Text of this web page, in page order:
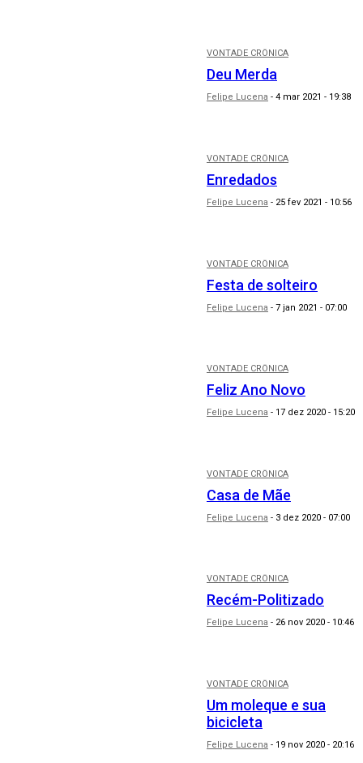
VONTADE CRÔNICA
Deu Merda
Felipe Lucena - 4 mar 2021 - 19:38
VONTADE CRÔNICA
Enredados
Felipe Lucena - 25 fev 2021 - 10:56
VONTADE CRÔNICA
Festa de solteiro
Felipe Lucena - 7 jan 2021 - 07:00
VONTADE CRÔNICA
Feliz Ano Novo
Felipe Lucena - 17 dez 2020 - 15:20
VONTADE CRÔNICA
Casa de Mãe
Felipe Lucena - 3 dez 2020 - 07:00
VONTADE CRÔNICA
Recém-Politizado
Felipe Lucena - 26 nov 2020 - 10:46
VONTADE CRÔNICA
Um moleque e sua
bicicleta
Felipe Lucena - 19 nov 2020 - 20:16